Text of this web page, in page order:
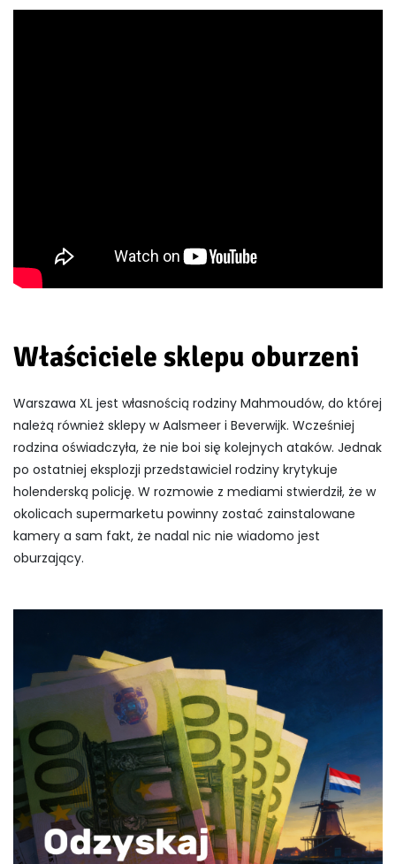
Właściciele sklepu oburzeni
Warszawa XL jest własnością rodziny Mahmoudów, do której
należą również sklepy w Aalsmeer i Beverwijk. Wcześniej
rodzina oświadczyła, że nie boi się kolejnych ataków. Jednak
po ostatniej eksplozji przedstawiciel rodziny krytykuje
holenderską policję. W rozmowie z mediami stwierdził, że w
okolicach supermarketu powinny zostać zainstalowane
kamery a sam fakt, że nadal nic nie wiadomo jest
oburzający.